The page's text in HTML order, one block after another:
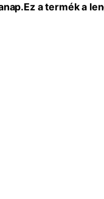
Ez a termék a